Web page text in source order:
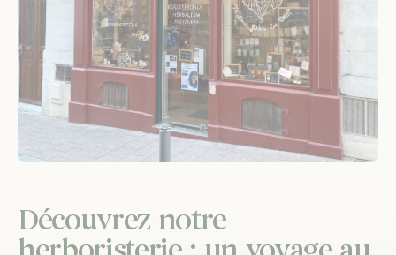
Découvrez notre